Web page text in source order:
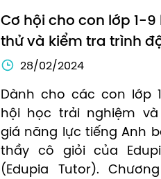
Cơ hội cho con lớp 1-9
thử và kiểm tra trình
tiếng Anh MIỄN PHÍ
28/02/2024
Dành cho các con lớp
hội học trải nghiệm
giá năng lực tiếng Anh
thầy cô giỏi của
(Edupia Tutor).